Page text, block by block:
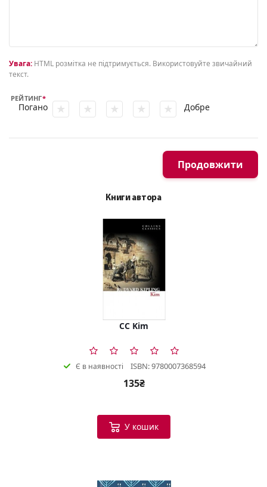
Увага: HTML розмітка не підтримується. Використовуйте звичайний
текст.
РЕЙТИНГ
Погано Добре
Продовжити
Книги автора
CC Kim
Є в наявності ISBN: 9780007368594
135₴
У кошик